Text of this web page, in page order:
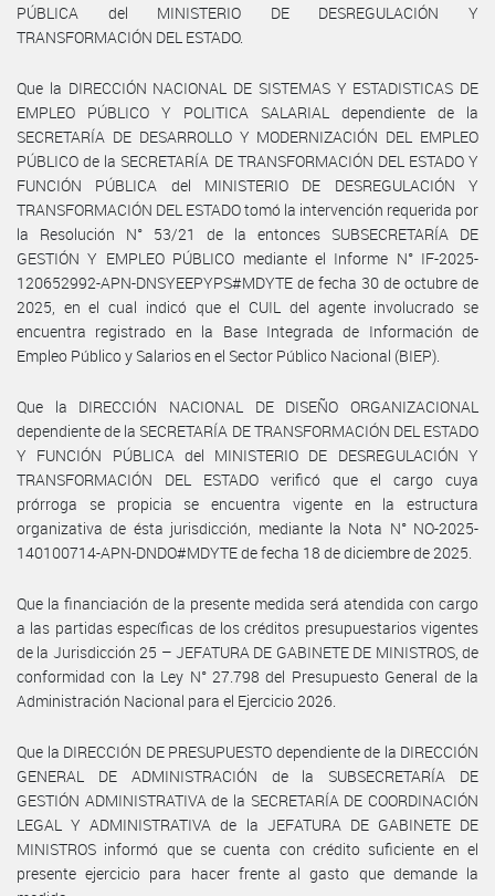
PÚBLICA del MINISTERIO DE DESREGULACIÓN Y
TRANSFORMACIÓN DEL ESTADO.
Que la DIRECCIÓN NACIONAL DE SISTEMAS Y ESTADISTICAS DE
EMPLEO PÚBLICO Y POLITICA SALARIAL dependiente de la
SECRETARÍA DE DESARROLLO Y MODERNIZACIÓN DEL EMPLEO
PÚBLICO de la SECRETARÍA DE TRANSFORMACIÓN DEL ESTADO Y
FUNCIÓN PÚBLICA del MINISTERIO DE DESREGULACIÓN Y
TRANSFORMACIÓN DEL ESTADO tomó la intervención requerida por
la Resolución N° 53/21 de la entonces SUBSECRETARÍA DE
GESTIÓN Y EMPLEO PÚBLICO mediante el Informe N° IF-2025-
120652992-APN-DNSYEEPYPS#MDYTE de fecha 30 de octubre de
2025, en el cual indicó que el CUIL del agente involucrado se
encuentra registrado en la Base Integrada de Información de
Empleo Público y Salarios en el Sector Público Nacional (BIEP).
Que la DIRECCIÓN NACIONAL DE DISEÑO ORGANIZACIONAL
dependiente de la SECRETARÍA DE TRANSFORMACIÓN DEL ESTADO
Y FUNCIÓN PÚBLICA del MINISTERIO DE DESREGULACIÓN Y
TRANSFORMACIÓN DEL ESTADO verificó que el cargo cuya
prórroga se propicia se encuentra vigente en la estructura
organizativa de ésta jurisdicción, mediante la Nota N° NO-2025-
140100714-APN-DNDO#MDYTE de fecha 18 de diciembre de 2025.
Que la financiación de la presente medida será atendida con cargo
a las partidas específicas de los créditos presupuestarios vigentes
de la Jurisdicción 25 – JEFATURA DE GABINETE DE MINISTROS, de
conformidad con la Ley N° 27.798 del Presupuesto General de la
Administración Nacional para el Ejercicio 2026.
Que la DIRECCIÓN DE PRESUPUESTO dependiente de la DIRECCIÓN
GENERAL DE ADMINISTRACIÓN de la SUBSECRETARÍA DE
GESTIÓN ADMINISTRATIVA de la SECRETARÍA DE COORDINACIÓN
LEGAL Y ADMINISTRATIVA de la JEFATURA DE GABINETE DE
MINISTROS informó que se cuenta con crédito suficiente en el
presente ejercicio para hacer frente al gasto que demande la